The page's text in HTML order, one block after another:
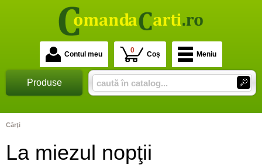
Contul meu 0 Coș Meniu
Produse
Cărţi
La miezul nopţii